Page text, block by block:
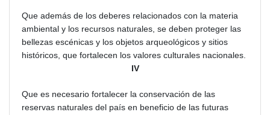
Que además de los deberes relacionados con la materia
ambiental y los recursos naturales, se deben proteger las
bellezas escénicas y los objetos arqueológicos y sitios
históricos, que fortalecen los valores culturales nacionales.
IV
Que es necesario fortalecer la conservación de las
reservas naturales del país en beneficio de las futuras